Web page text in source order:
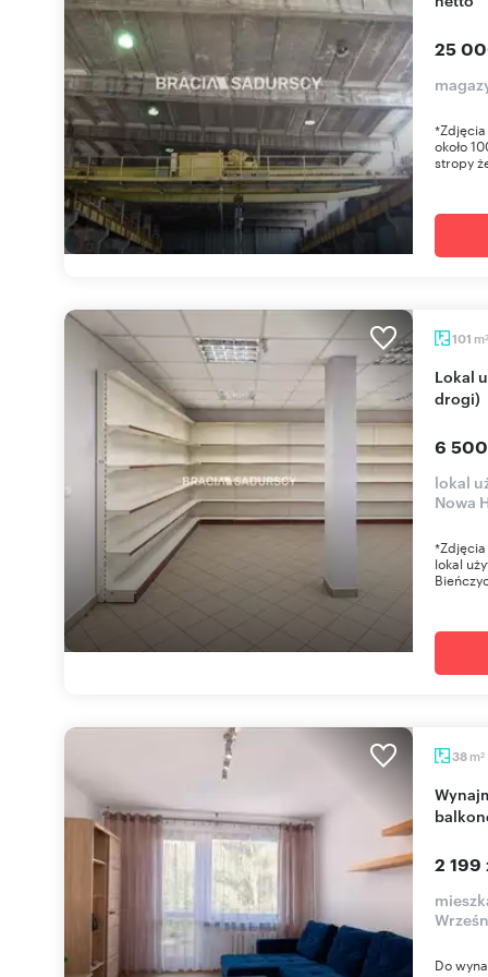
25
około
stropy
101 m2
Lokal użytkowy 101 m² z załadunkiem (widoczny z
drogi)
6
lokal
Nowa
lokal
38 m2
Wynajmę 2-pokojowe mieszkanie 38 m² z
2 199
Do